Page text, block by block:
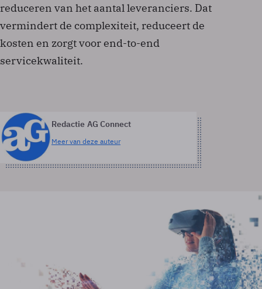
reduceren van het aantal leveranciers. Dat
vermindert de complexiteit, reduceert de
kosten en zorgt voor end-to-end
servicekwaliteit.
Redactie AG Connect
Meer van deze auteur